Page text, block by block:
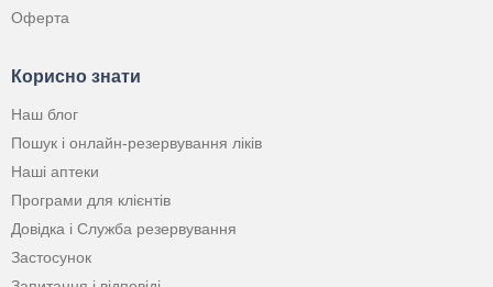
Оферта
Корисно знати
Наш блог
Пошук і онлайн-резервування ліків
Наші аптеки
Програми для клієнтів
Довідка і Служба резервування
Застосунок